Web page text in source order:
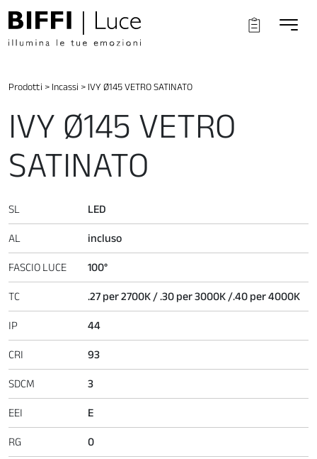
Prodotti > Incassi > IVY Ø145 VETRO SATINATO
IVY Ø145 VETRO
SATINATO
SL LED
AL incluso
FASCIO LUCE 100°
TC .27 per 2700K / .30 per 3000K /.40 per 4000K
IP 44
CRI 93
SDCM 3
EEI E
RG 0